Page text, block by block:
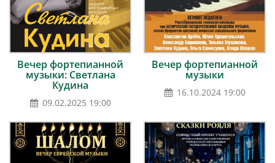
Вечер фортепианной
музыки: Светлана
Кудина
09.02.2025 19:00
Вечер фортепианной
музыки
16.10.2024 19:00